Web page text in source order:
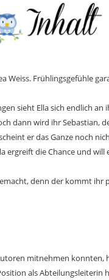
Weiss. Frühlingsgefühle
sieht Ella sich endlich
dann wird ihr Sebastian,
er das Ganze noch
ergreift die Chance und will
denn der kommt ihr
mitnehmen konnten,
als